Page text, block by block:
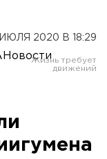
2020 В 18:29